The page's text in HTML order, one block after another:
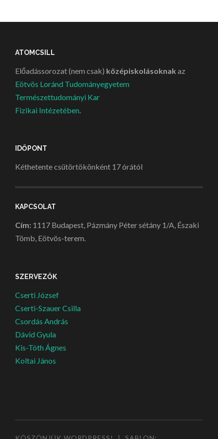
ATOMCSILL
Előadássorozat (nem csak) középiskolásoknak az
Eötvös Loránd Tudományegyetem
Természettudományi Kar
Fizikai Intézetében
IDŐPONT
Kéthetente csütörtökönként 17 órától
KAPCSOLAT
Cím: 1117 Budapest, Pázmány Péter sétány 1/A, Északi
Tömb, Eötvös-terem.
SZERVEZŐK
Cserti József
Cserti-Szauer Csilla
Csordás András
Dávid Gyula
Kis-Tóth Ágnes
Koltai János